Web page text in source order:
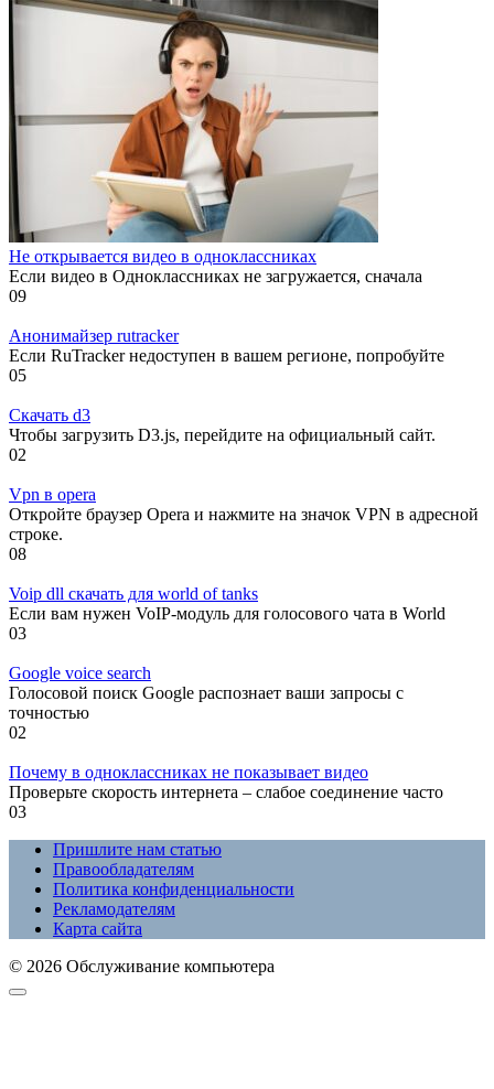
Не открывается видео в одноклассниках
Если видео в Одноклассниках не загружается, сначала
09
Анонимайзер rutracker
Если RuTracker недоступен в вашем регионе, попробуйте
05
Скачать d3
Чтобы загрузить D3.js, перейдите на официальный сайт.
02
Vpn в opera
Откройте браузер Opera и нажмите на значок VPN в адресной
строке.
08
Voip dll скачать для world of tanks
Если вам нужен VoIP-модуль для голосового чата в World
03
Google voice search
Голосовой поиск Google распознает ваши запросы с
точностью
02
Почему в одноклассниках не показывает видео
Проверьте скорость интернета – слабое соединение часто
03
Пришлите нам статью
Правообладателям
Политика конфиденциальности
Рекламодателям
Карта сайта
© 2026 Обслуживание компьютера